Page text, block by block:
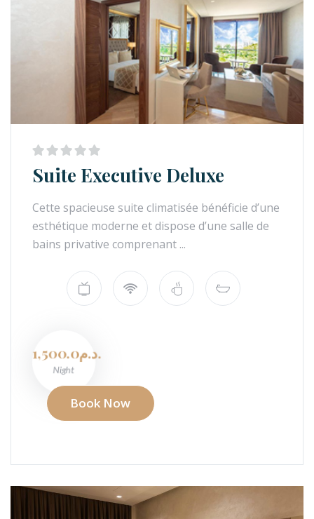
Suite Executive Deluxe
Cette spacieuse suite climatisée bénéficie d’une
esthétique moderne et dispose d’une salle de
bains privative comprenant ...
1,500.0د.م.
Night
Book Now